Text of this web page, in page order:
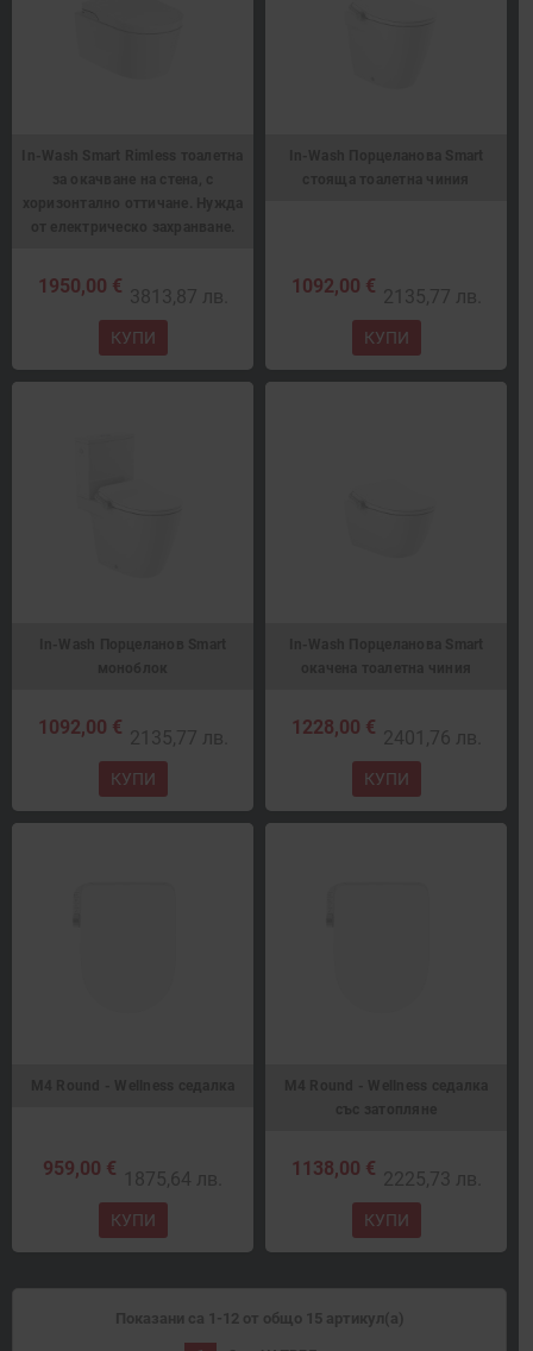
1950,00 € 3813,87 лв.
КУПИ
1092,00 € 2135,77 лв.
КУПИ
1092,00 € 2135,77 лв.
КУПИ
1228,00 € 2401,76 лв.
КУПИ
959,00 € 1875,64 лв.
КУПИ
1138,00 € 2225,73 лв.
КУПИ
Показани са 1-12 от общо 15 артикул(а)